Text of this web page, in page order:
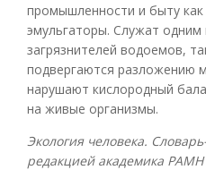
промышленности и быту
эмульгаторы. Служат одним
загрязнителей водоемов,
подвергаются разложению
нарушают кислородный
на живые организмы.
Экология человека.
редакцией академика